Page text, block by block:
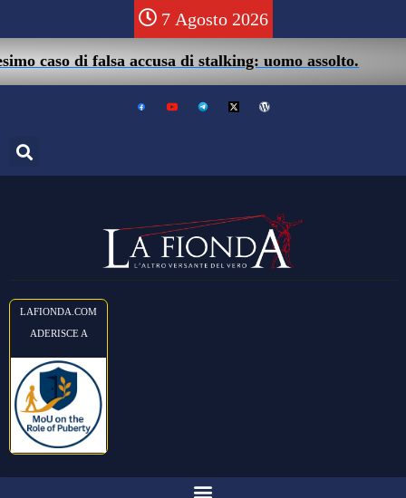
7 Agosto 2026
caso di falsa accusa di stalking: uomo assolto.
LAFIONDA.COM
ADERISCE A